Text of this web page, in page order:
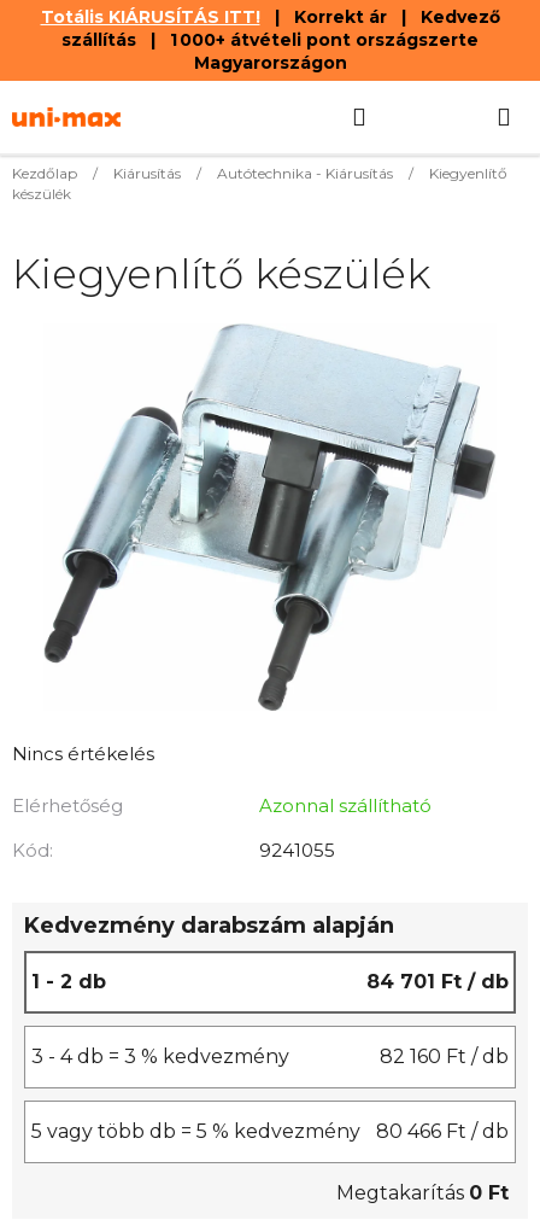
Totális KIÁRUSÍTÁS ITT!| Korrekt ár | Kedvező
szállítás | 1 000+ átvételi pont országszerte
Magyarországon
tartalomhoz
KOSÁR
Kezdőlap / Kiárusítás / Autótechnika - Kiárusítás /
Kiegyenlítő
készülék
A
átlagos
értékelése
0,0
Nincs értékelés
Elérhetőség
Azonnal szállítható
Kód:
9241055
Kedvezmény darabszám alapján
1 - 2 db 84 701 Ft / db
3 - 4 db = 3 % kedvezmény 82 160 Ft / db
5 vagy több db = 5 % kedvezmény 80 466 Ft / db
Megtakarítás 0 Ft
Kiegyenlítő készülék